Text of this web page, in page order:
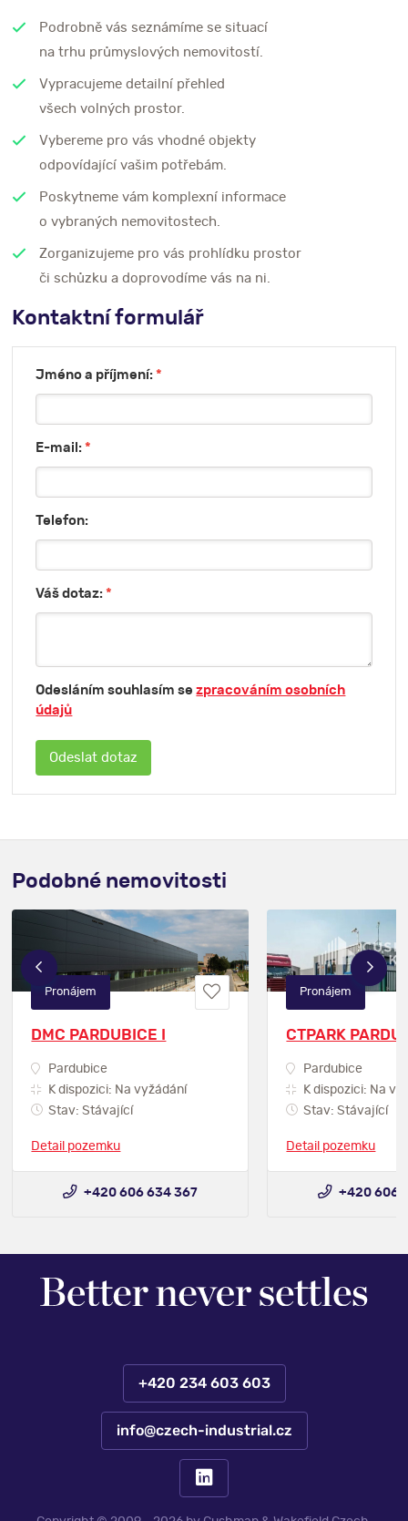
Podrobně vás seznámíme se situací
na trhu průmyslových nemovitostí.
Vypracujeme detailní přehled
všech volných prostor.
Vybereme pro vás vhodné objekty
odpovídající vašim potřebám.
Poskytneme vám komplexní informace
o vybraných nemovitostech.
Zorganizujeme pro vás prohlídku prostor
či schůzku a doprovodíme vás na ni.
Kontaktní formulář
Jméno a příjmení:*
E-mail:*
Telefon:
Váš dotaz:*
Odesláním souhlasím sezpracováním osobních
údajů
Podobné nemovitosti
DMC PARDUBICE I
Pardubice
K dispozici: Na vyžádání
Stav: Stávající
Detail pozemku
Pronájem
+420 606 634 367
CTPARK
Pardubice
K dispozici: Na
Stav: Stávající
Detail pozemku
Pronájem
+420 606
+420 234 603 603
info@czech-industrial.cz